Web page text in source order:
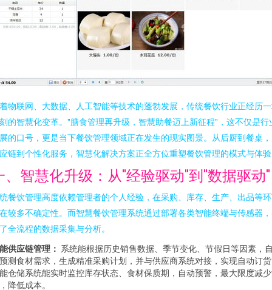
物联网、大数据、人工智能等技术的蓬勃发展，传统餐饮行业正经历
的智慧化变革。"膳食管理再升级，智慧助餐迈上新征程"，这不仅是行
的口号，更是当下餐饮管理领域正在发生的现实图景。从后厨到餐桌
链到个性化服务，智慧化解决方案正全方位重塑餐饮管理的模式与体
、智慧化升级：从"经验驱动"到"数据驱动"
餐饮管理高度依赖管理者的个人经验，在采购、库存、生产、出品等
较多不确定性。而智慧餐饮管理系统通过部署各类智能终端与传感器
全流程的数据采集与分析。
供应链管理： 系统能根据历史销售数据、季节变化、节假日等因素，
测食材需求，生成精准采购计划，并与供应商系统对接，实现自动订
仓储系统能实时监控库存状态、食材保质期，自动预警，最大限度减
降低成本。